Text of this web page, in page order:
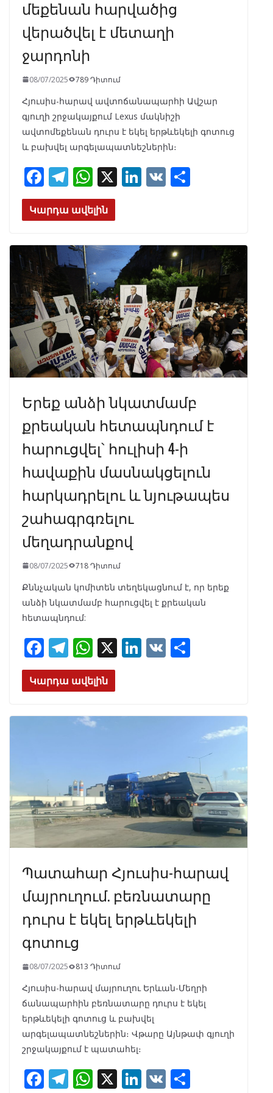
մեքենան հարվածից
վերածվել է մետաղի
ջարդոնի
08/07/2025 789 Դիտում
Հյուսիս-հարավ ավտոճանապարհի Ավշար
գյուղի շրջակայքում Lexus մակնիշի
ավտոմեքենան դուրս է եկել երթևեկելի գոտուց
և բախվել արգելապատնեշներին։
F
ac
e
o
o
k
T
el
e
a
m
W
h
at
A
p
p
X Li
dI
n
V
Կարդա ավելին
Երեք անձի նկատմամբ
քրեական հետապնդում է
հարուցվել՝ հուլիսի 4-ի
հավաքին մասնակցելուն
հարկադրելու և նյութապես
շահագրգռելու
մեղադրանքով
08/07/2025 718 Դիտում
Քննչական կոմիտեն տեղեկացնում է, որ երեք
անձի նկատմամբ հարուցվել է քրեական
հետապնդում:
F
ac
e
o
T
el
e
a
W
h
at
A
X Li
n
dI
V
K
Կարդա ավելին
Պատահար Հյուսիս-հարավ
մայրուղում. բեռնատարը
դուրս է եկել երթևեկելի
գոտուց
08/07/2025 813 Դիտում
Հյուսիս-հարավ մայրուղու Երևան-Մեղրի
ճանապարհին բեռնատարը դուրս է եկել
երթևեկելի գոտուց և բախվել
արգելապատնեշներին։ Վթարը Այնթափ գյուղի
շրջակայքում է պատահել։
F T W X Li V